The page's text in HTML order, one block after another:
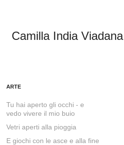
Camilla India Viadana
ARTE
Tu hai aperto gli occhi - e
vedo vivere il mio buio
Vetri aperti alla pioggia
E giochi con le asce e alla fine